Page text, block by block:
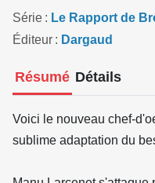
Série
Le Rapport de
Éditeur
Dargaud
Résumé Détails
Voici le nouveau chef-
sublime adaptation du